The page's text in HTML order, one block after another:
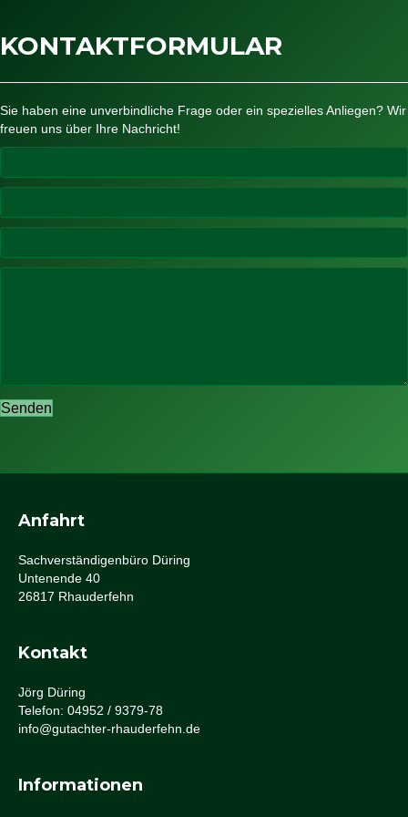
KONTAKTFORMULAR
Sie haben eine unverbindliche Frage oder ein spezielles Anliegen? Wir
freuen uns über Ihre Nachricht!
Senden
Anfahrt
Sachverständigenbüro Düring
Untenende 40
26817 Rhauderfehn
Kontakt
Jörg Düring
Telefon: 04952 / 9379-78
info@gutachter-rhauderfehn.de
Informationen